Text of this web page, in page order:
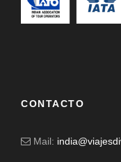
CONTACTO
Mail: